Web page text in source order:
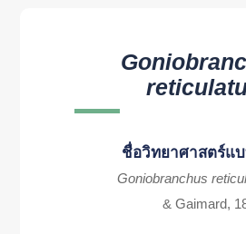
ชื่อวิทยาศาสตร์แ
Goniobranchus
& Gaimard,